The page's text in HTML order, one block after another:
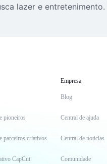
lazer e
pioneiros
parceiros criativos
CapCut
Empresa
Blog
Central de ajuda
Central de notícias
Comunidade